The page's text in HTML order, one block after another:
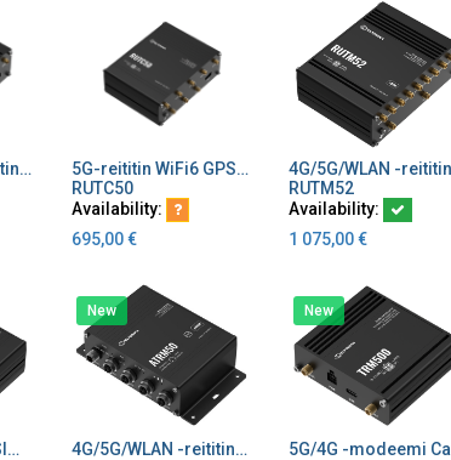
4G/5G/WLAN -reititin Cat20 2 SIM paikkaa, GPS
Add to Cart
5G-reititin WiFi6 GPS 5xEthernet 2xSIM CAT20
RUTC50
Availability:
695,00€
Add to Cart
RUTM52
Availability:
1 075,00€
5G -reititin Cat4 eSIM WiFi 5 2xSIM GPS I/O RS232/485 liitännät
New
Add to Cart
4G/5G/WLAN -reititin Cat19 2 SIM paikkaa, GPS (kopio)
New
Add to Cart